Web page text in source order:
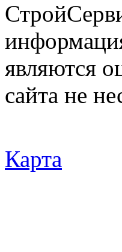
являются
сайта не
Карта